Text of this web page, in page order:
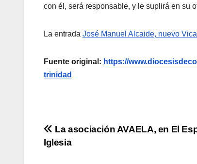
con él, será responsable, y le suplirá en su
La entrada José Manuel Alcaide, nuevo
Fuente original: https://
trinidad
Navegación
de
La asociación AVAELA, en El
Iglesia